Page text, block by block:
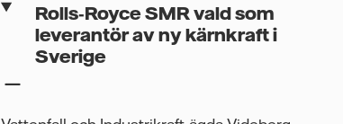
Rolls‑Royce SMR vald som
leverantör av ny kärnkraft i
Sverige